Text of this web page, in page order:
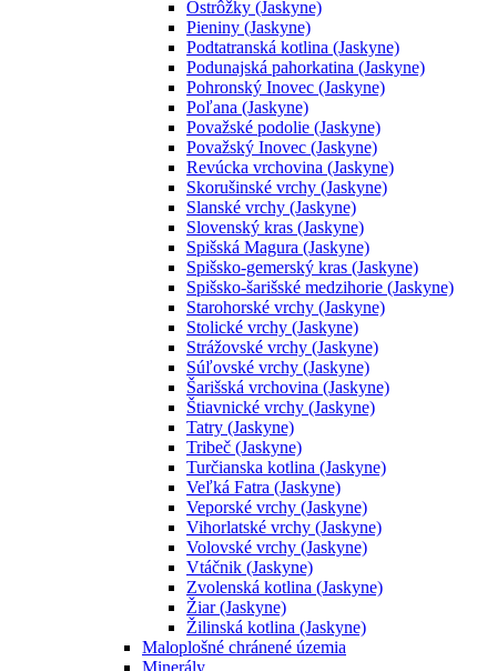
Ostrôžky (Jaskyne)
Pieniny (Jaskyne)
Podtatranská kotlina (Jaskyne)
Podunajská pahorkatina (Jaskyne)
Pohronský Inovec (Jaskyne)
Poľana (Jaskyne)
Považské podolie (Jaskyne)
Považský Inovec (Jaskyne)
Revúcka vrchovina (Jaskyne)
Skorušinské vrchy (Jaskyne)
Slanské vrchy (Jaskyne)
Slovenský kras (Jaskyne)
Spišská Magura (Jaskyne)
Spišsko-gemerský kras (Jaskyne)
Spišsko-šarišské medzihorie (Jaskyne)
Starohorské vrchy (Jaskyne)
Stolické vrchy (Jaskyne)
Strážovské vrchy (Jaskyne)
Súľovské vrchy (Jaskyne)
Šarišská vrchovina (Jaskyne)
Štiavnické vrchy (Jaskyne)
Tatry (Jaskyne)
Tribeč (Jaskyne)
Turčianska kotlina (Jaskyne)
Veľká Fatra (Jaskyne)
Veporské vrchy (Jaskyne)
Vihorlatské vrchy (Jaskyne)
Volovské vrchy (Jaskyne)
Vtáčnik (Jaskyne)
Zvolenská kotlina (Jaskyne)
Žiar (Jaskyne)
Žilinská kotlina (Jaskyne)
Maloplošné chránené územia
Minerály